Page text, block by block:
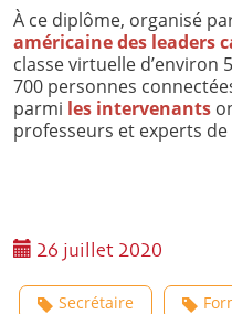
À ce diplôme, organisé
américaine des leaders
classe virtuelle d’environ
700 personnes
parmi les intervenants
professeurs et experts de
26 juillet 2020
Secrétaire